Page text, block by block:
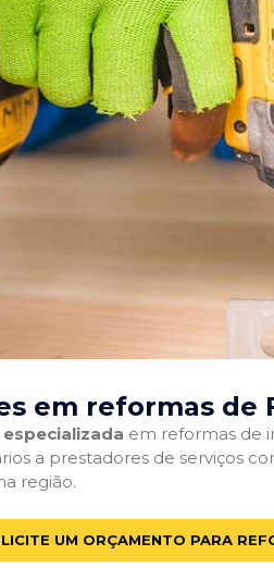
em reformas de
em reformas de
a prestadores de serviços
região.
UM ORÇAMENTO PARA